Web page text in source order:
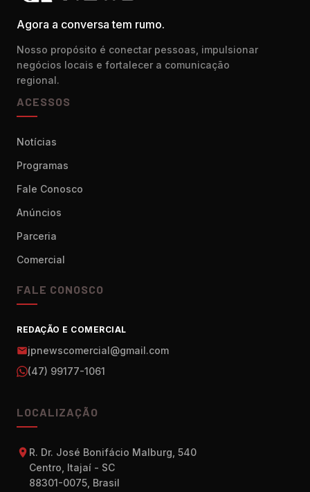
Agora a conversa tem rumo.
Nosso propósito é conectar pessoas, impulsionar
negócios locais e fortalecer a comunicação
regional.
ACESSOS
Notícias
Programas
Fale Conosco
Anúncios
Parceria
Comercial
FALE CONOSCO
REDAÇÃO E COMERCIAL
jpnewscomercial@gmail.com
(47) 99177-1061
LOCALIZAÇÃO
R. Dr. José Bonifácio Malburg, 540
Centro, Itajaí - SC
88301-0075, Brasil